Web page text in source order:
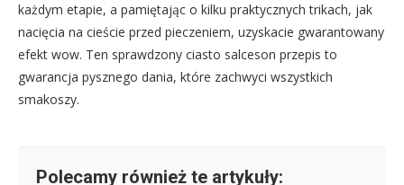
każdym etapie, a pamiętając o kilku praktycznych trikach, jak
nacięcia na cieście przed pieczeniem, uzyskacie gwarantowany
efekt wow. Ten sprawdzony ciasto salceson przepis to
gwarancja pysznego dania, które zachwyci wszystkich
smakoszy.
Polecamy również te artykuły: